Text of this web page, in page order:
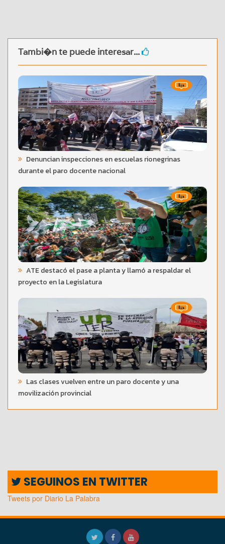
Tambi�n te puede interesar...
Denuncian inspecciones en escuelas rionegrinas
durante el paro docente nacional
ATE destacó el pase a planta y llamó a respaldar el
proyecto en la Legislatura
Las clases vuelven entre un paro docente y una
movilización provincial
SEGUINOS EN TWITTER
Tweets por Diario La Palabra